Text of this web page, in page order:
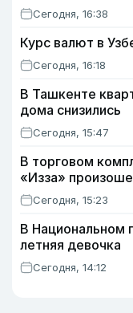
Сегодня, 16:38
Курс валют в
Сегодня, 16:18
В Ташкенте
дома снизились
Сегодня, 15:47
В торговом
«Изза»
Сегодня, 15:23
В Национальном
летняя девочка
Сегодня, 14:12